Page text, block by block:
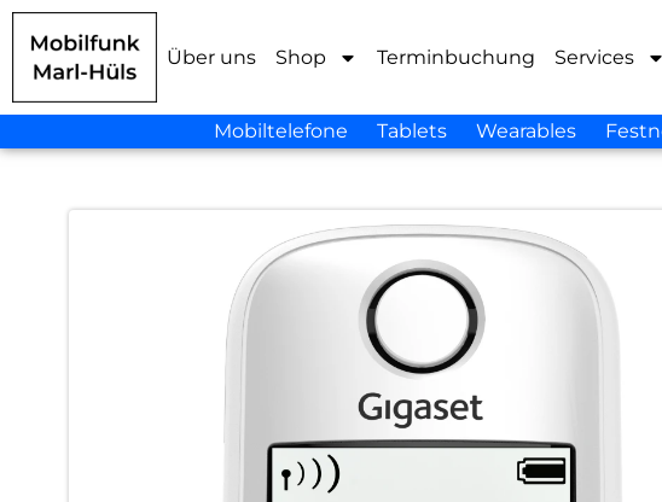
Über uns Shop Terminbuchung Services
Mobiltelefone Tablets Wearables